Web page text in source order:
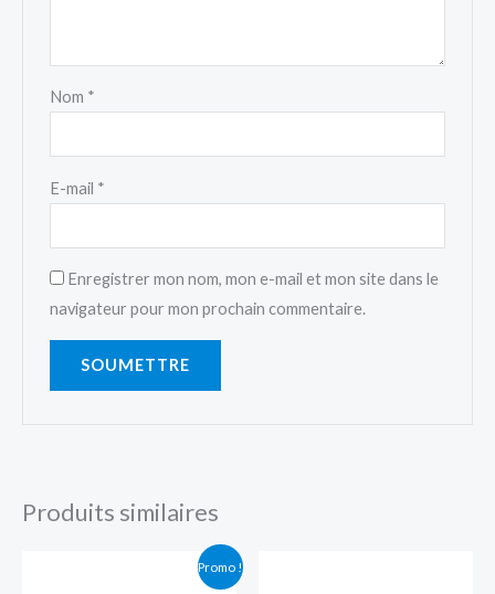
Nom *
E-mail *
Enregistrer mon nom, mon e-mail et mon site dans le
navigateur pour mon prochain commentaire.
Produits similaires
Promo !